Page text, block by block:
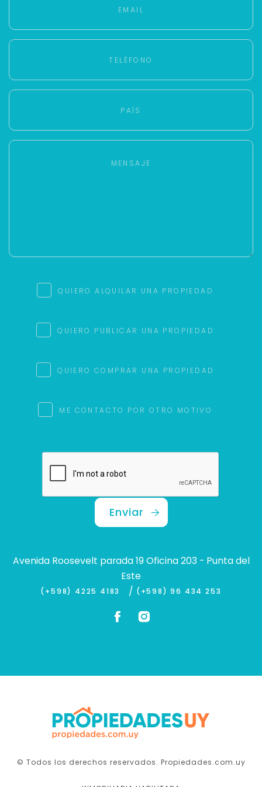
QUIERO ALQUILAR UNA PROPIEDAD
QUIERO PUBLICAR UNA PROPIEDAD
QUIERO COMPRAR UNA PROPIEDAD
ME CONTACTO POR OTRO MOTIVO
Enviar
Avenida Roosevelt parada 19 Oficina 203 - Punta del
Este
(+598) 4225 4183 / (+598) 96 434 253
© Todos los derechos reservados. Propiedades.com.uy
Con estos datos podemos responderte mejor y